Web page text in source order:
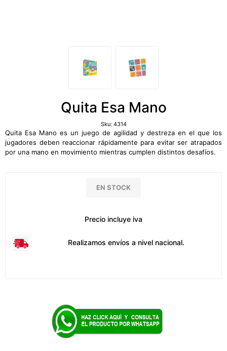
Quita Esa Mano
Sku: 4314
Quita Esa Mano es un juego de agilidad y destreza en el que los
jugadores deben reaccionar rápidamente para evitar ser atrapados
por una mano en movimiento mientras cumplen distintos desafíos.
EN STOCK
Precio incluye iva
Realizamos envíos a nivel nacional.